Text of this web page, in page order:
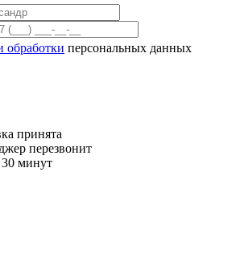
обработки персональных данных
принята
перезвонит
30 минут